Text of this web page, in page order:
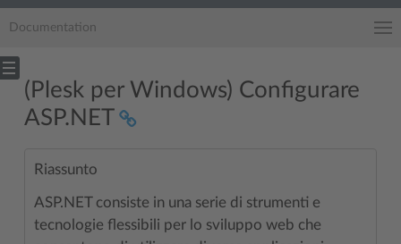
Documentation
(Plesk per Windows) Configurare
ASP.NET
Riassunto
ASP.NET consiste in una serie di strumenti e
tecnologie flessibili per lo sviluppo web che